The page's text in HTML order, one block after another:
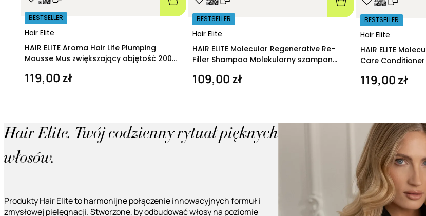
Hair Elite
BESTSELLER
HAIR ELITE Aroma Hair Life Plumping
Mousse Mus zwiększający objętość 200
119,00 zł
Hair Elite
BESTSELLER
HAIR ELITE Molecular Regenerative Re-
Filler Shampoo Molekularny szampon
109,00 zł
Hair Elite
BESTSELLER
HAIR ELITE
Care
119,00 zł
Hair Elite. Twój codzienny rytuał pięknych
włosów.
Produkty Hair Elite to harmonijne połączenie innowacyjnych formuł i
zmysłowej pielęgnacji. Stworzone, by odbudować włosy na poziomie